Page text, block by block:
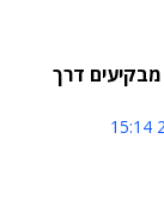
מבקיעים דרך